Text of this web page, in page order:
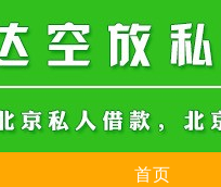
首页